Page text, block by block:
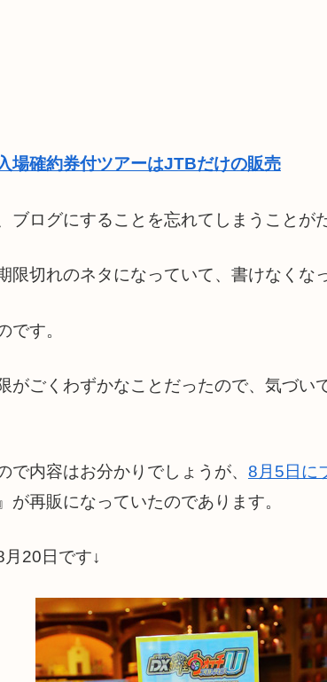
場確約券付ツアーはJTBだけの販売
ブログにすることを忘れてしまうことが
限切れのネタになっていて、書けなくな
です。
がごくわずかなことだったので、気づい
で内容はお分かりでしょうが、 8月5日に
が再販になっていたのであります。
20日です↓